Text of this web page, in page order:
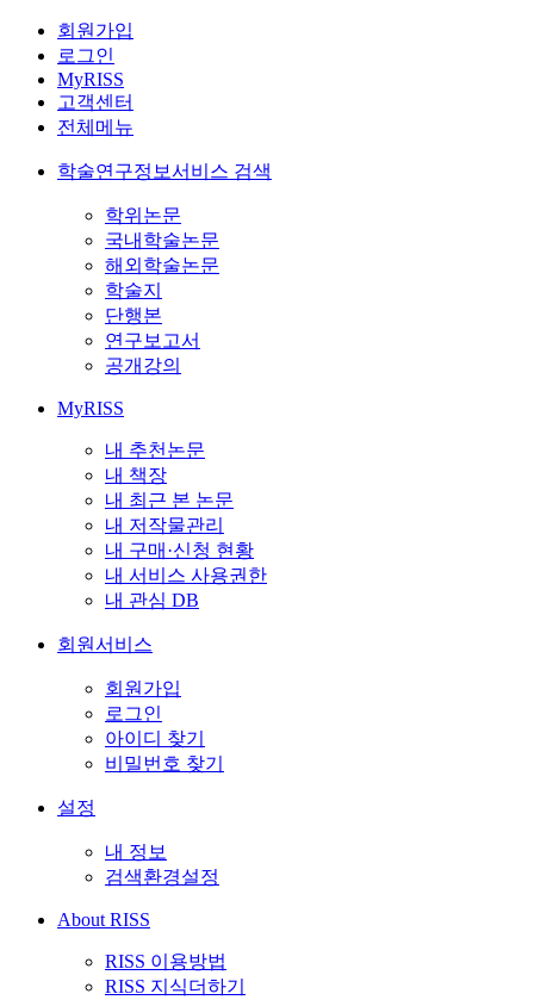
회원가입
로그인
MyRISS
고객센터
전체메뉴
학술연구정보서비스 검색
학위논문
국내학술논문
해외학술논문
학술지
단행본
연구보고서
공개강의
MyRISS
내 추천논문
내 책장
내 최근 본 논문
내 저작물관리
내 구매·신청 현황
내 서비스 사용권한
내 관심 DB
회원서비스
회원가입
로그인
아이디 찾기
비밀번호 찾기
설정
내 정보
검색환경설정
About RISS
RISS 이용방법
RISS 지식더하기